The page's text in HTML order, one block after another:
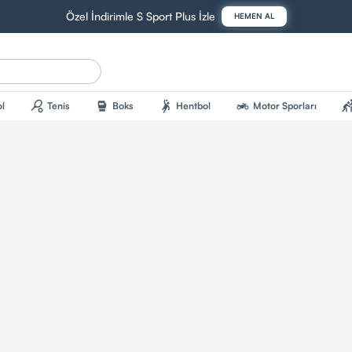
Özel İndirimle S Sport Plus İzle HEMEN AL
sports_tennis Tenis sports_mma Boks sports_handball Hentbol two_wheeler Motor Sporları